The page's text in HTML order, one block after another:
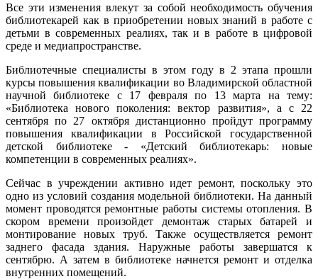
Все эти изменения влекут за собой необходимость обучения
библиотекарей как в приобретении новых знаний в работе с
детьми в современных реалиях, так и в работе в цифровой
среде и медиапространстве.
Библиотечные специалисты в этом году в 2 этапа прошли
курсы повышения квалификации во Владимирской областной
научной библиотеке с 17 февраля по 13 марта на тему:
«Библиотека нового поколения: вектор развития», а с 22
сентября по 27 октября дистанционно пройдут программу
повышения квалификации в Российской государственной
детской библиотеке - «Детский библиотекарь: новые
компетенции в современных реалиях».
Сейчас в учреждении активно идет ремонт, поскольку это
одно из условий создания модельной библиотеки. На данный
момент проводятся ремонтные работы системы отопления. В
скором времени произойдет демонтаж старых батарей и
монтирование новых труб. Также осуществляется ремонт
заднего фасада здания. Наружные работы завершатся к
сентябрю. А затем в библиотеке начнется ремонт и отделка
внутренних помещений.